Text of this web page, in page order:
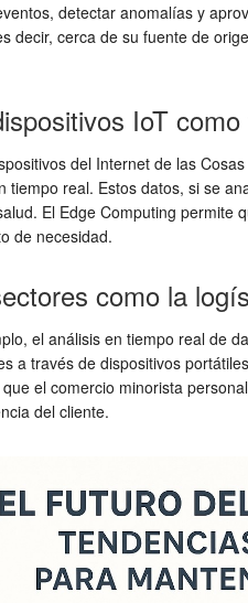
detectar anomalías y
decir, cerca de su fuente de
IoT
del Internet de las
tiempo real. Estos datos, si se
El Edge Computing
de necesidad.
como la
el análisis en tiempo real de
a través de dispositivos
el comercio minorista
del cliente.